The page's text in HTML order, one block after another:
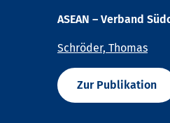
ASEAN – Verband
Schröder, Thomas
Zur Publikation